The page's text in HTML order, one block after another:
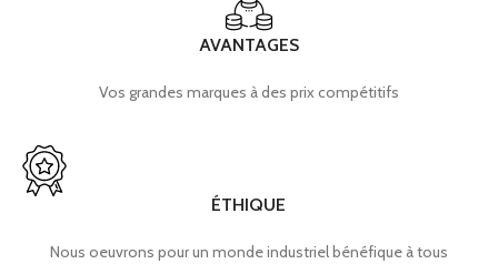
AVANTAGES
Vos grandes marques à des prix compétitifs
ÉTHIQUE
Nous oeuvrons pour un monde industriel bénéfique à tous